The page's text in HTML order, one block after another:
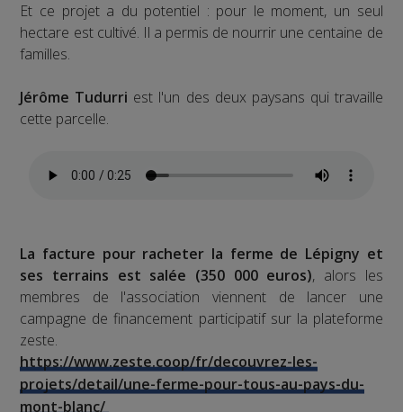
Et ce projet a du potentiel : pour le moment, un seul
hectare est cultivé. Il a permis de nourrir une centaine de
familles.
Jérôme Tudurri est l'un des deux paysans qui travaille
cette parcelle.
La facture pour racheter la ferme de Lépigny et
ses terrains est salée (350 000 euros), alors les
membres de l'association viennent de lancer une
campagne de financement participatif sur la plateforme
zeste.
https://www.zeste.coop/fr/decouvrez-les-
projets/detail/une-ferme-pour-tous-au-pays-du-
mont-blanc/